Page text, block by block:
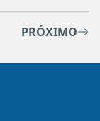
PRÓXIMO